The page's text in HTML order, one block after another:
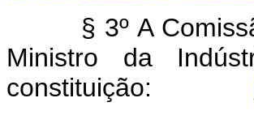
§ 3º A
Ministro da
constituição: